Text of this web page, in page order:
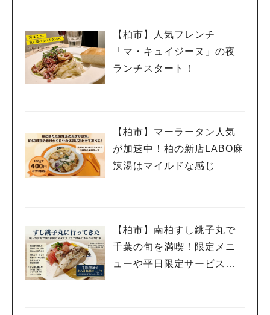
【柏市】人気フレンチ
「マ・キュイジーヌ」の夜
ランチスタート！
【柏市】マーラータン人気
が加速中！柏の新店LABO麻
辣湯はマイルドな感じ
【柏市】南柏すし銚子丸で
千葉の旬を満喫！限定メニ
ューや平日限定サービスを